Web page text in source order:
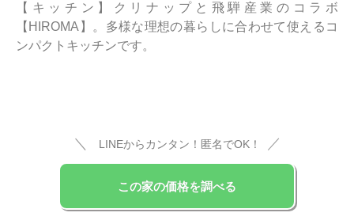
【キッチン】クリナップと飛騨産業のコラボ
【HIROMA】。多様な理想の暮らしに合わせて使えるコ
ンパクトキッチンです。
＼ LINEからカンタン！匿名でOK！ ／
この家の価格を調べる